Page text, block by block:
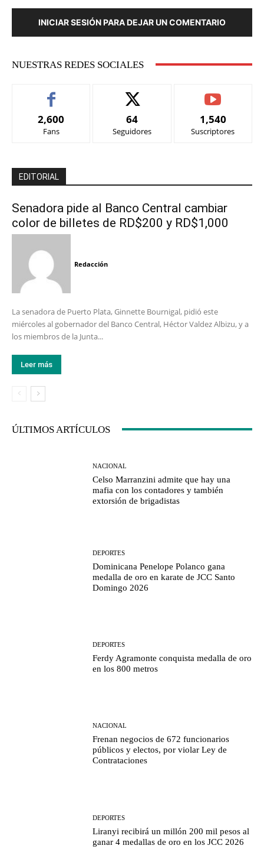
INICIAR SESIÓN PARA DEJAR UN COMENTARIO
NUESTRAS REDES SOCIALES
2,600
Fans
64
Seguidores
1,540
Suscriptores
EDITORIAL
Senadora pide al Banco Central cambiar
color de billetes de RD$200 y RD$1,000
Redacción
La senadora de Puerto Plata, Ginnette Bournigal, pidió este
miércoles al gobernador del Banco Central, Héctor Valdez Albizu, y a
los miembros de la Junta...
Leer más
ÚLTIMOS ARTÍCULOS
NACIONAL
Celso Marranzini admite que hay una
mafia con los contadores y también
extorsión de brigadistas
DEPORTES
Dominicana Penelope Polanco gana
medalla de oro en karate de JCC Santo
Domingo 2026
DEPORTES
Ferdy Agramonte conquista medalla de oro
en los 800 metros
NACIONAL
Frenan negocios de 672 funcionarios
públicos y electos, por violar Ley de
Contrataciones
DEPORTES
Liranyi recibirá un millón 200 mil pesos al
ganar 4 medallas de oro en los JCC 2026